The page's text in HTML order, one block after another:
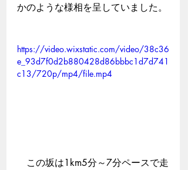
かのような様相を呈していました。
https://video.wixstatic.com/video/38c36
e_93d7f0d2b880428d86bbbc1d7d741
c13/720p/mp4/file.mp4
この坂は1km5分～7分ペースで走